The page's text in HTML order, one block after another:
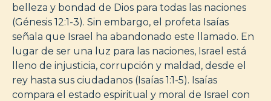
belleza y bondad de Dios para todas las naciones
(Génesis 12:1-3). Sin embargo, el profeta Isaías
señala que Israel ha abandonado este llamado. En
lugar de ser una luz para las naciones, Israel está
lleno de injusticia, corrupción y maldad, desde el
rey hasta sus ciudadanos (Isaías 1:1-5). Isaías
compara el estado espiritual y moral de Israel con